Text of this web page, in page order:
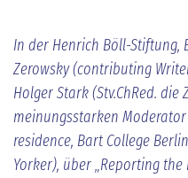
In der Henrich Böll-Stiftung,
Zerowsky (contributing
Holger Stark (Stv.ChRed. die
meinungsstarken
residence, Bart College
Yorker), über „Reporting